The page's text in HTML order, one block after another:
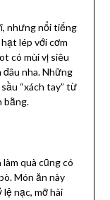
nhưng nổi tiếng
lép với cơm
có mùi vị siêu
nha. Những
“xách tay” từ
bằng.
làm quà cũng có
Món ăn này
nạc, mỡ hài